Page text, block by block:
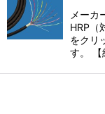
メー
HRP（
をクリ
す。 【